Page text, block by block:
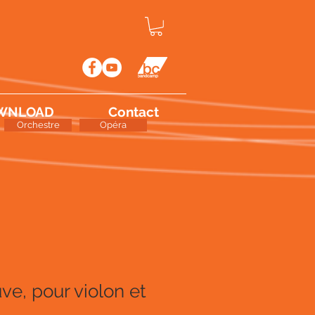
Contact
Orchestre Opéra
pour violon et